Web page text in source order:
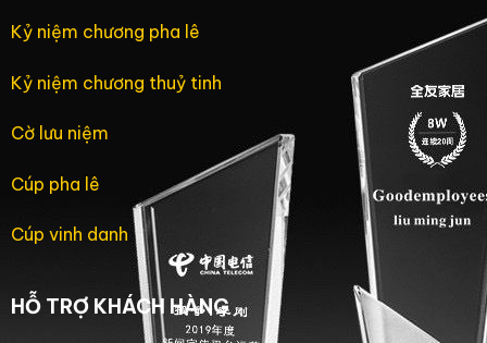
Kỷ niệm chương pha lê
Kỷ niệm chương thuỷ tinh
Cờ lưu niệm
Cúp pha lê
Cúp vinh danh
HỖ TRỢ KHÁCH HÀNG